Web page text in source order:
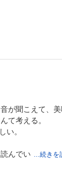
が聞こえて、
て考える。
。
んでい ...続きを